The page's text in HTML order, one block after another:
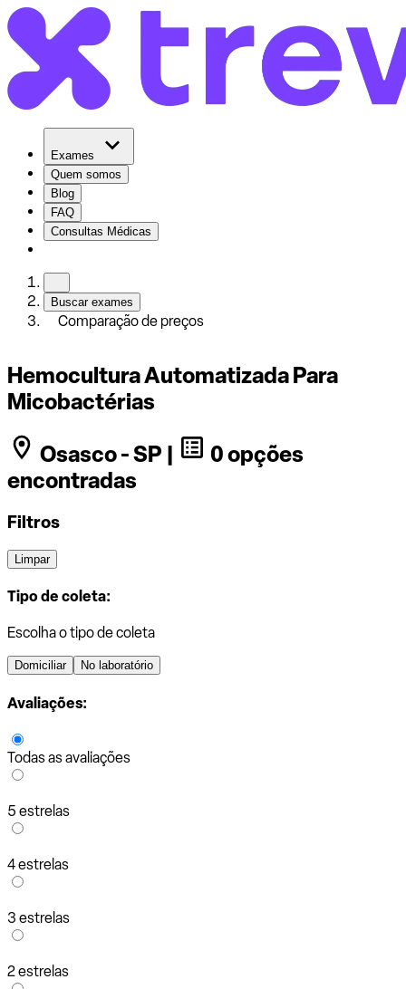
Exames
Quem somos
Blog
FAQ
Consultas Médicas
Buscar exames
Comparação de preços
Hemocultura Automatizada Para
Micobactérias
Osasco - SP |
0 opções
encontradas
Filtros
Limpar
Tipo de coleta:
Escolha o tipo de coleta
Domiciliar No laboratório
Avaliações:
Todas as avaliações
5 estrelas
4 estrelas
3 estrelas
2 estrelas